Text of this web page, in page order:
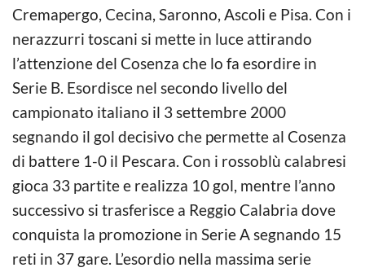
Cremapergo, Cecina, Saronno, Ascoli e Pisa. Con i
nerazzurri toscani si mette in luce attirando
l’attenzione del Cosenza che lo fa esordire in
Serie B. Esordisce nel secondo livello del
campionato italiano il 3 settembre 2000
segnando il gol decisivo che permette al Cosenza
di battere 1-0 il Pescara. Con i rossoblù calabresi
gioca 33 partite e realizza 10 gol, mentre l’anno
successivo si trasferisce a Reggio Calabria dove
conquista la promozione in Serie A segnando 15
reti in 37 gare. L’esordio nella massima serie